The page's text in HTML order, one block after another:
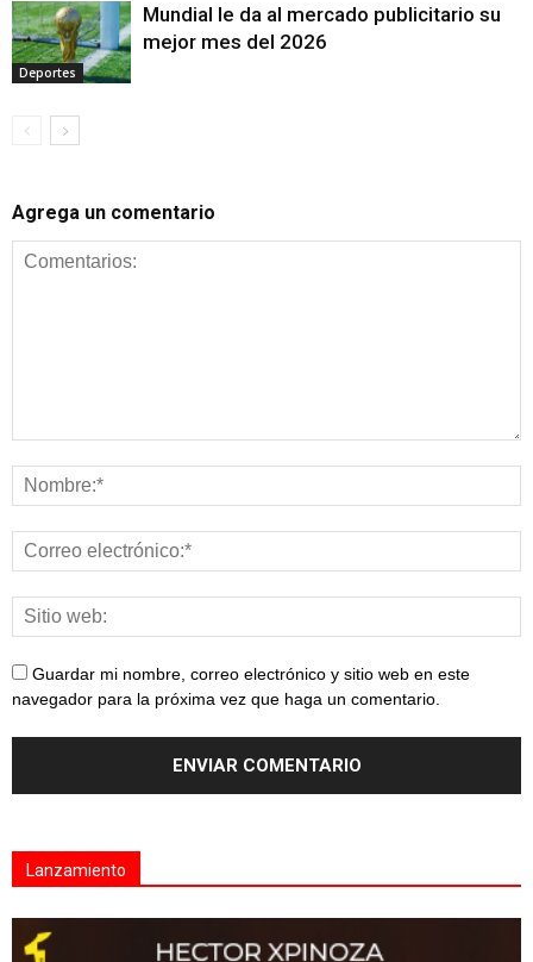
Deportes
Mundial le da al mercado publicitario su
mejor mes del 2026
Agrega un comentario
Guardar mi nombre, correo electrónico y sitio web en este
navegador para la próxima vez que haga un comentario.
Lanzamiento